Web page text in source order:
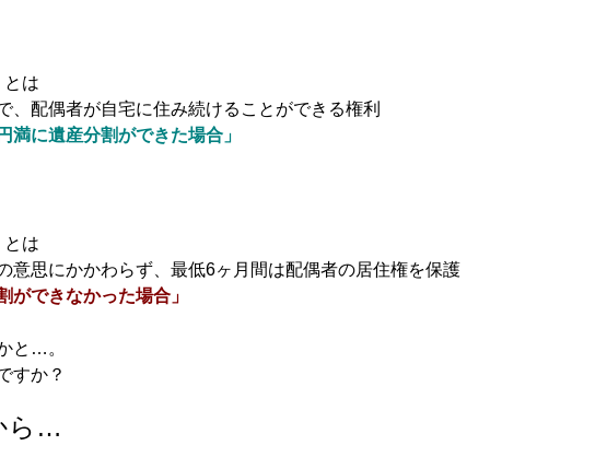
とは
、配偶者が自宅に住み続けることができる権利
円満に遺産分割ができた場合」
とは
意思にかかわらず、最低6ヶ月間は配偶者の居住権を保護
ができなかった場合」
と…。
すか？
ら…